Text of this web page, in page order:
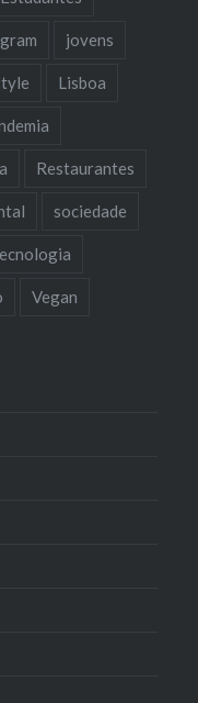
jovens
Lisboa
Restaurantes
sociedade
Vegan